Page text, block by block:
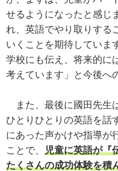
せるようになったと感じ
れ、英語でやり取りする
いくことを期待していま
学校にも伝え、将来的に
考えています」と今後へ
また、最後に國田先生
ひとりひとりの英語を話
にあった声かけや指導が
ことで、 児童に英語が『
たくさんの成功体験を積